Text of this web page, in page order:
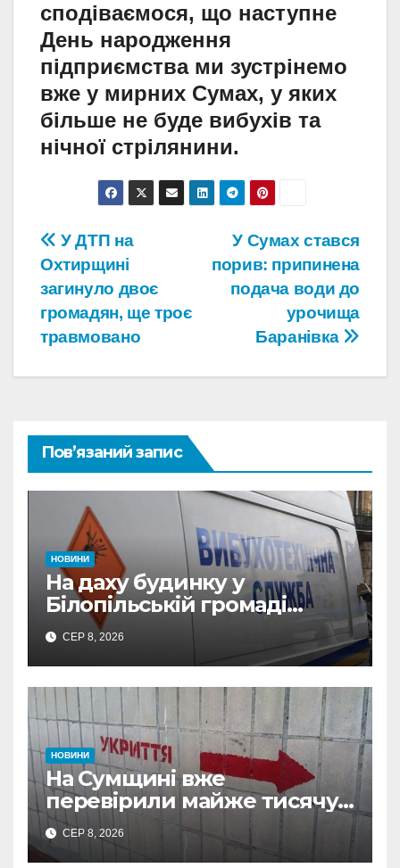
сподіваємося, що наступне
День народження
підприємства ми зустрінемо
вже у мирних Сумах, у яких
більше не буде вибухів та
нічної стрілянини.
Навігація
записів
У Сумах стався
порив: припинена
подача води до
урочища
Баранівка
У ДТП на
Охтирщині
загинуло двоє
громадян, ще троє
травмовано
Пов’язаний запис
НОВИНИ
На даху будинку у
Білопільській громаді
знайшли 120-мм міну
СЕР 8, 2026
НОВИНИ
На Сумщині вже
перевірили майже тисячу
укриттів: де виявили
замкнені двері
СЕР 8, 2026